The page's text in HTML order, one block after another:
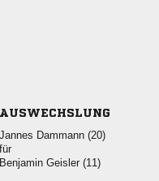
AUSWECHSLUNG
  
für
  